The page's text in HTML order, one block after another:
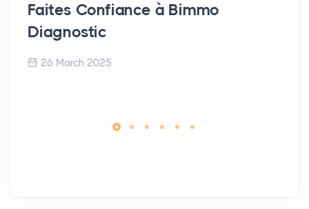
Faites Confiance à Bimmo
Diagnostic
26 March 2025